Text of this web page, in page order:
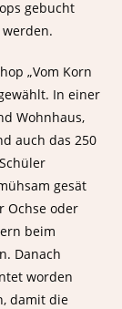
gebucht
„Vom Korn
In einer
Wohnhaus,
auch das 250
gesät
Ochse oder
beim
Danach
worden
damit die